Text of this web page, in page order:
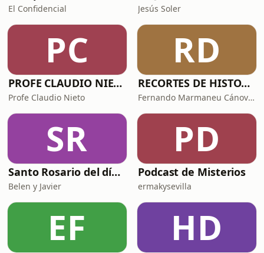
El Confidencial Jesús Soler
PC
PROFE CLAUDIO NIETO
Profe Claudio Nieto
RD
RECORTES DE HISTORIA Y CIENCIA
Fernando Marmaneu Cánovas
SR
Santo Rosario del día. 🙏 Reza con nosotros en castellano 🇪🇸
Belen y Javier
PD
Podcast de Misterios
ermakysevilla
EF HD